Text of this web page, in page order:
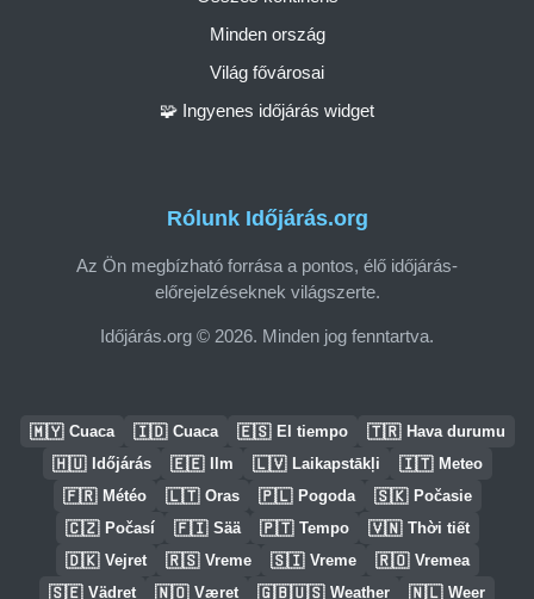
Rólunk Időjárás.org
Az Ön megbízható forrása a pontos, élő időjárás-
előrejelzéseknek világszerte.
Időjárás.org © 2026. Minden jog fenntartva.
Minden ország
Világ fővárosai
🧩 Ingyenes időjárás widget
🇲🇾 Cuaca 🇮🇩 Cuaca 🇪🇸 El tiempo 🇹🇷 Hava durumu
🇭🇺 Időjárás 🇪🇪 Ilm 🇱🇻 Laikapstākļi 🇮🇹 Meteo
🇫🇷 Météo 🇱🇹 Oras 🇵🇱 Pogoda 🇸🇰 Počasie
🇨🇿 Počasí 🇫🇮 Sää 🇵🇹 Tempo 🇻🇳 Thời tiết
🇩🇰 Vejret 🇷🇸 Vreme 🇸🇮 Vreme 🇷🇴 Vremea
🇸🇪 Vädret 🇳🇴 Været 🇬🇧🇺🇸 Weather 🇳🇱 Weer